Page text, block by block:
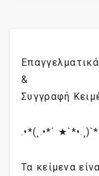
&
Συγγραφή
.•*(¸.•*´
Τα κείμενα